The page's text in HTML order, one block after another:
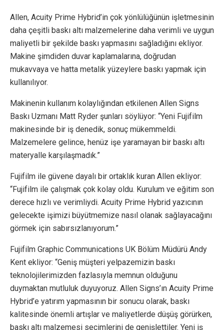
Allen, Acuity Prime Hybrid’in çok yönlülüğünün işletmesinin
daha çeşitli baskı altı malzemelerine daha verimli ve uygun
maliyetli bir şekilde baskı yapmasını sağladığını ekliyor.
Makine şimdiden duvar kaplamalarına, doğrudan
mukavvaya ve hatta metalik yüzeylere baskı yapmak için
kullanılıyor.
Makinenin kullanım kolaylığından etkilenen Allen Signs
Baskı Uzmanı Matt Ryder şunları söylüyor: “Yeni Fujifilm
makinesinde bir iş denedik, sonuç mükemmeldi.
Malzemelere gelince, henüz işe yaramayan bir baskı altı
materyalle karşılaşmadık.”
Fujifilm ile güvene dayalı bir ortaklık kuran Allen ekliyor:
“Fujifilm ile çalışmak çok kolay oldu. Kurulum ve eğitim son
derece hızlı ve verimliydi. Acuity Prime Hybrid yazıcının
gelecekte işimizi büyütmemize nasıl olanak sağlayacağını
görmek için sabırsızlanıyorum.”
Fujifilm Graphic Communications UK Bölüm Müdürü Andy
Kent ekliyor: “Geniş müşteri yelpazemizin baskı
teknolojilerimizden fazlasıyla memnun olduğunu
duymaktan mutluluk duyuyoruz. Allen Signs’ın Acuity Prime
Hybrid’e yatırım yapmasının bir sonucu olarak, baskı
kalitesinde önemli artışlar ve maliyetlerde düşüş görürken,
baskı altı malzemesi seçimlerini de genişlettiler. Yeni iş